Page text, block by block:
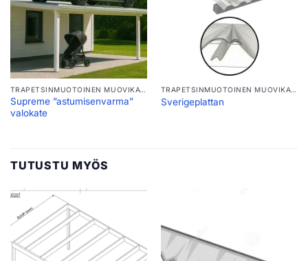
TRAPETSINMUOTOINEN MUOVIKATTO
Supreme ”astumisenvarma”
valokate
TRAPETSINMUOTOINEN MUOVIKATTO
Sverigeplattan
TUTUSTU MYÖS